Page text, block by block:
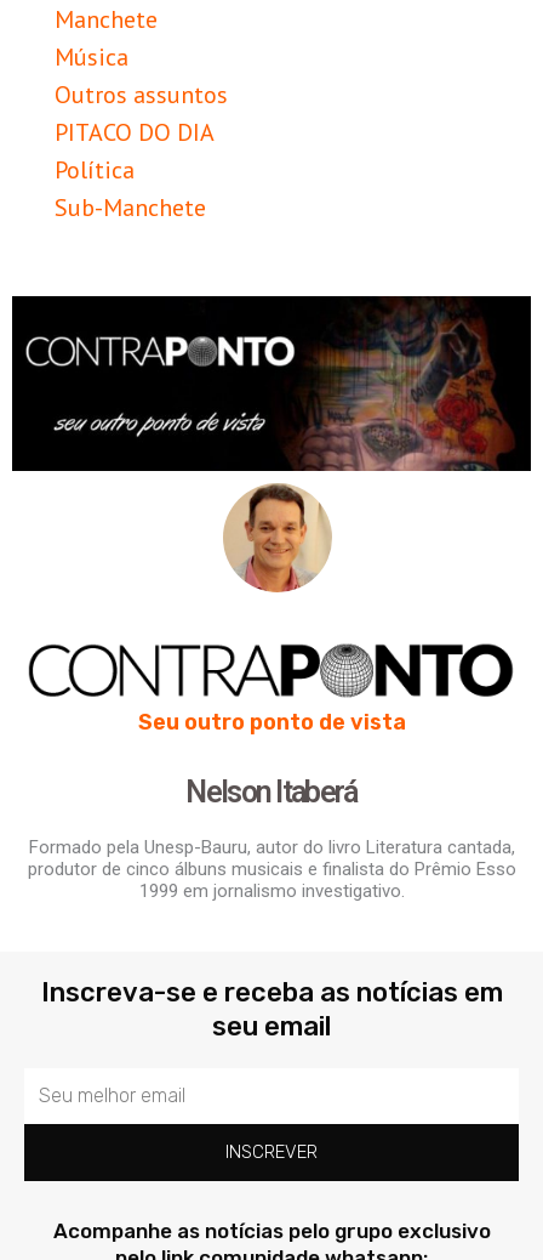
Manchete
Música
Outros assuntos
PITACO DO DIA
Política
Sub-Manchete
Seu outro ponto de vista
Nelson Itaberá
Formado pela Unesp-Bauru, autor do livro Literatura cantada,
produtor de cinco álbuns musicais e finalista do Prêmio Esso
1999 em jornalismo investigativo.
Inscreva-se e receba as notícias em
seu email
Email
INSCREVER
Acompanhe as notícias pelo grupo exclusivo